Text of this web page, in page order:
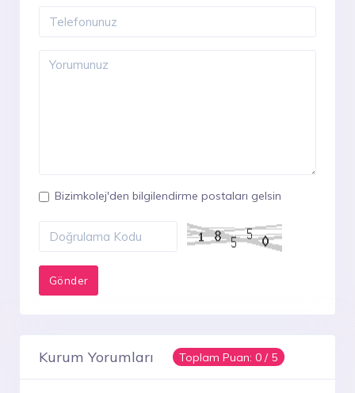
Bizimkolej'den bilgilendirme postaları gelsin
Kurum Yorumları Toplam Puan:0 / 5